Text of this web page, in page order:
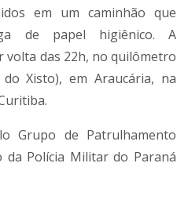
em um caminhão que
de papel higiênico. A
volta das 22h, no quilômetro
Xisto), em Araucária, na
Grupo de Patrulhamento
da Polícia Militar do Paraná